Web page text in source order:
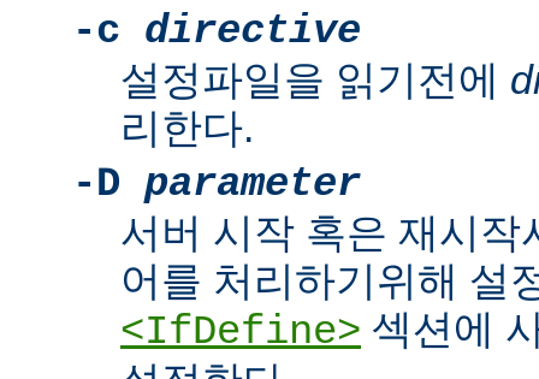
-c directive
설정파일을 읽기전에
리한다.
-D parameter
서버 시작 혹은 재시작
어를 처리하기위해 설
<IfDefine> 섹션에